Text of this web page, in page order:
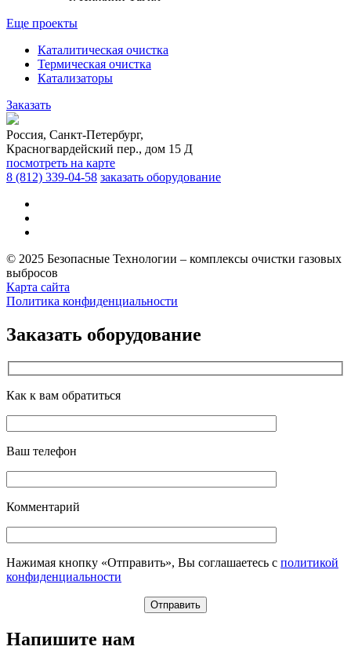
Еще проекты
Каталитическая очистка
Термическая очистка
Катализаторы
Заказать
Россия, Санкт-Петербург,
Красногвардейский пер., дом 15 Д
посмотреть на карте
8 (812) 339-04-58 заказать оборудование
© 2025 Безопасные Технологии – комплексы очистки газовых
выбросов
Карта сайта
Политика конфиденциальности
Заказать оборудование
Как к вам обратиться
Ваш телефон
Комментарий
Нажимая кнопку «Отправить», Вы соглашаетесь с политикой
конфиденциальности
Напишите нам